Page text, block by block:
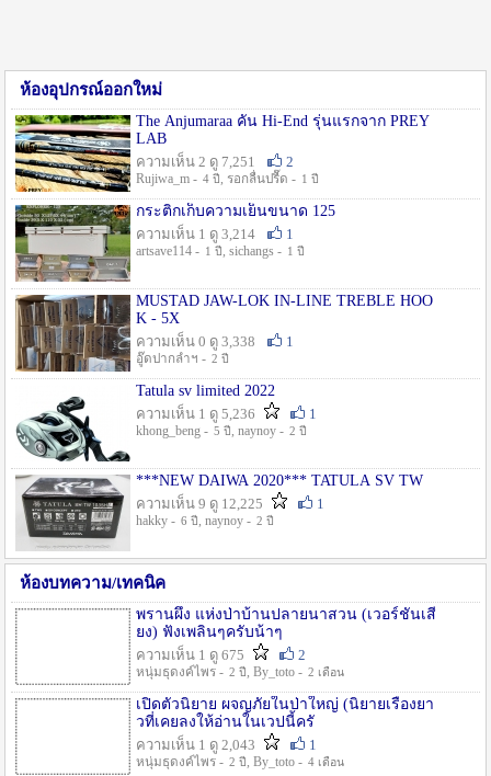
ห้องอุปกรณ์ออกใหม่
The Anjumaraa คัน Hi-End รุ่นแรกจาก PREY
LAB
ความเห็น 2 ดู 7,251
2
Rujiwa_m - 4 ปี , รอกลื่นปรื๊ด - 1 ปี
กระติกเก็บความเย็นขนาด 125
ความเห็น 1 ดู 3,214
1
artsave114 - 1 ปี , sichangs - 1 ปี
MUSTAD JAW-LOK IN-LINE TREBLE HOO
K - 5X
ความเห็น 0 ดู 3,338
1
อู๊ดปากลำฯ - 2 ปี
Tatula sv limited 2022
ความเห็น 1 ดู 5,236
1
khong_beng - 5 ปี , naynoy - 2 ปี
***NEW DAIWA 2020*** TATULA SV TW
ความเห็น 9 ดู 12,225
1
hakky - 6 ปี , naynoy - 2 ปี
ห้องบทความ/เทคนิค
พรานผึ้ง แห่งป่าบ้านปลายนาสวน (เวอร์ชั่นเสี
ยง) ฟังเพลินๆครับน้าๆ
ความเห็น 1 ดู 675
2
หนุ่มธุดงค์ไพร - 2 ปี , By_toto - 2 เดือน
เปิดตัวนิยาย ผจญภัยในป่าใหญ่ (นิยายเรื่องยา
วที่เคยลงให้อ่านในเวปนี้ครั
ความเห็น 1 ดู 2,043
1
หนุ่มธุดงค์ไพร - 2 ปี , By_toto - 4 เดือน